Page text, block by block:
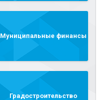
Муниципальные финансы
Градостроительство